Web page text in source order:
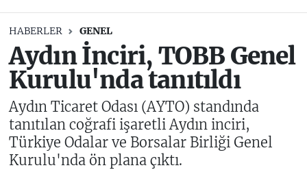
HABERLER GENEL
Aydın İnciri, TOBB Genel
Kurulu'nda tanıtıldı
Aydın Ticaret Odası (AYTO) standında
tanıtılan coğrafi işaretli Aydın inciri,
Türkiye Odalar ve Borsalar Birliği Genel
Kurulu'nda ön plana çıktı.
Trafik Durumu
Süper Lig Puan Durumu ve Fikstür
Tüm Manşetler
Son Dakika Haberleri